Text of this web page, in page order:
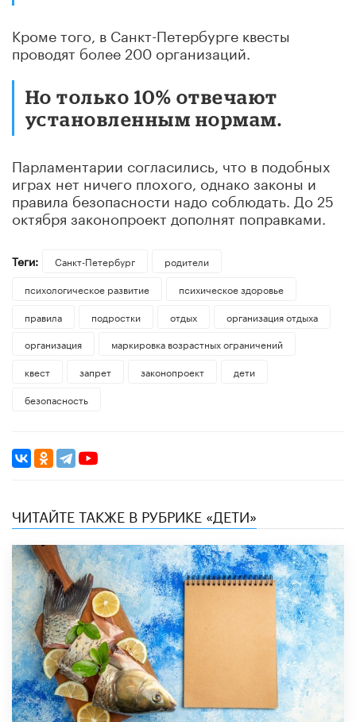
Кроме того, в Санкт-Петербурге квесты
проводят более 200 организаций.
Но только 10% отвечают
установленным нормам.
Парламентарии согласились, что в подобных
играх нет ничего плохого, однако законы и
правила безопасности надо соблюдать. До 25
октября законопроект дополнят поправками.
Теги: Санкт-Петербург
родители
психологическое развитие
психическое здоровье
правила
подростки отдых
организация отдыха
организация
маркировка возрастных ограничений
квест
запрет законопроект
дети
безопасность
ЧИТАЙТЕ ТАКЖЕ В РУБРИКЕ «ДЕТИ»